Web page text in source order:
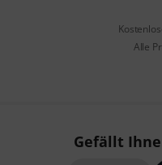
Alle
Gefällt